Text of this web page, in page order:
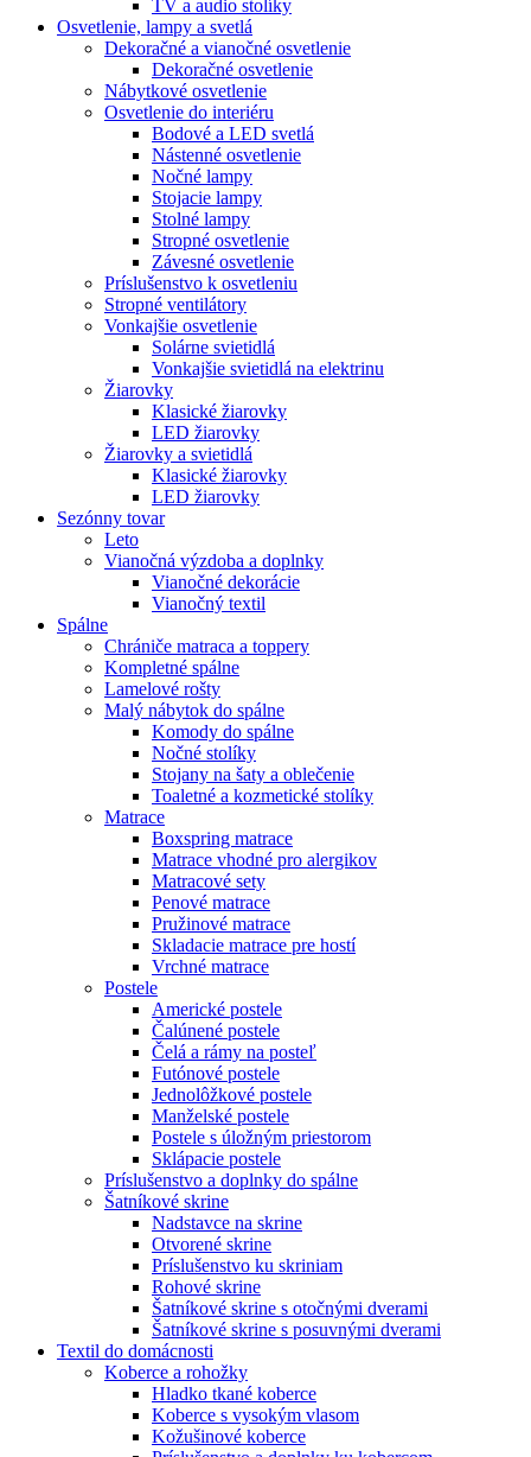
TV a audio stolíky
Osvetlenie, lampy a svetlá
Dekoračné a vianočné osvetlenie
Dekoračné osvetlenie
Nábytkové osvetlenie
Osvetlenie do interiéru
Bodové a LED svetlá
Nástenné osvetlenie
Nočné lampy
Stojacie lampy
Stolné lampy
Stropné osvetlenie
Závesné osvetlenie
Príslušenstvo k osvetleniu
Stropné ventilátory
Vonkajšie osvetlenie
Solárne svietidlá
Vonkajšie svietidlá na elektrinu
Žiarovky
Klasické žiarovky
LED žiarovky
Žiarovky a svietidlá
Klasické žiarovky
LED žiarovky
Sezónny tovar
Leto
Vianočná výzdoba a doplnky
Vianočné dekorácie
Vianočný textil
Spálne
Chrániče matraca a toppery
Kompletné spálne
Lamelové rošty
Malý nábytok do spálne
Komody do spálne
Nočné stolíky
Stojany na šaty a oblečenie
Toaletné a kozmetické stolíky
Matrace
Boxspring matrace
Matrace vhodné pro alergikov
Matracové sety
Penové matrace
Pružinové matrace
Skladacie matrace pre hostí
Vrchné matrace
Postele
Americké postele
Čalúnené postele
Čelá a rámy na posteľ
Futónové postele
Jednolôžkové postele
Manželské postele
Postele s úložným priestorom
Sklápacie postele
Príslušenstvo a doplnky do spálne
Šatníkové skrine
Nadstavce na skrine
Otvorené skrine
Príslušenstvo ku skriniam
Rohové skrine
Šatníkové skrine s otočnými dverami
Šatníkové skrine s posuvnými dverami
Textil do domácnosti
Koberce a rohožky
Hladko tkané koberce
Koberce s vysokým vlasom
Kožušinové koberce